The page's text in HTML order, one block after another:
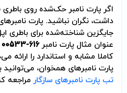
اگر پارت نامبر حک‌شده روی
داشت، نگران نباشید. پارت
عنوان مثال پارت نامبر616-00533
کاملا مشابه و استاندارد را ارائه
پارت نامبرهای همخوان،
تب پارت نامبرهای سازگار مراجعه